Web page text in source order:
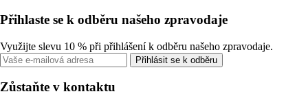
Přihlaste se k odběru našeho zpravodaje
Využijte slevu 10 % při přihlášení k odběru našeho zpravodaje.
Přihlásit se k odběru
Zůstaňte v kontaktu